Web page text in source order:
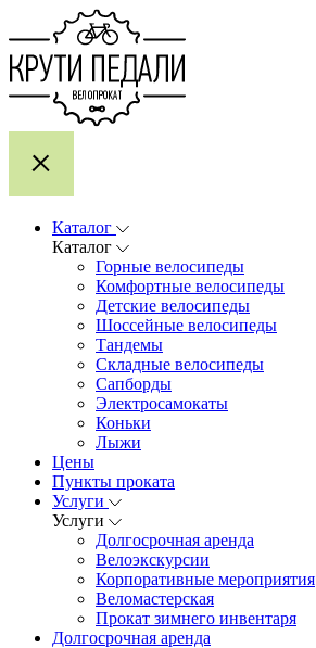
Каталог
Каталог
Горные велосипеды
Комфортные велосипеды
Детские велосипеды
Шоссейные велосипеды
Тандемы
Складные велосипеды
Сапборды
Электросамокаты
Коньки
Лыжи
Цены
Пункты проката
Услуги
Услуги
Долгосрочная аренда
Велоэкскурсии
Корпоративные мероприятия
Веломастерская
Прокат зимнего инвентаря
Долгосрочная аренда